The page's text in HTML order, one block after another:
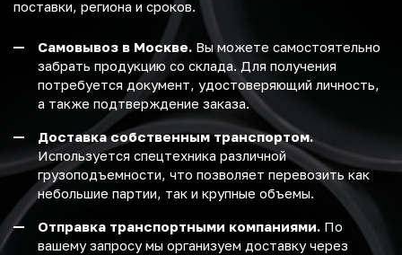
поставки, региона и сроков.
Самовывоз в Москве. Вы можете самостоятельно
забрать продукцию со склада. Для получения
потребуется документ, удостоверяющий личность,
а также подтверждение заказа.
Доставка собственным транспортом.
Используется спецтехника различной
грузоподъемности, что позволяет перевозить как
небольшие партии, так и крупные объемы.
Отправка транспортными компаниями. По
вашему запросу мы организуем доставку через